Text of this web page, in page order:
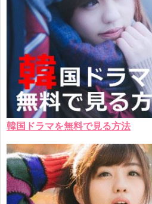
韓国ドラマを無料で見る方法